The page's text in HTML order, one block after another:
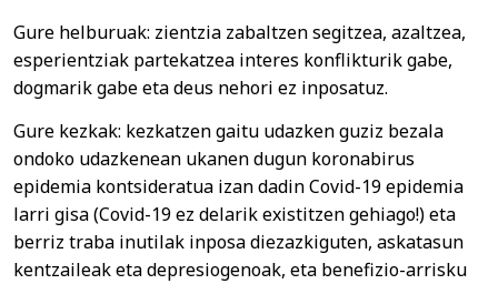
Gure helburuak: zientzia zabaltzen segitzea, azaltzea,
esperientziak partekatzea interes konflikturik gabe,
dogmarik gabe eta deus nehori ez inposatuz.
Gure kezkak: kezkatzen gaitu udazken guziz bezala
ondoko udazkenean ukanen dugun koronabirus
epidemia kontsideratua izan dadin Covid-19 epidemia
larri gisa (Covid-19 ez delarik existitzen gehiago!) eta
berriz traba inutilak inposa diezazkiguten, askatasun
kentzaileak eta depresiogenoak, eta benefizio-arrisku